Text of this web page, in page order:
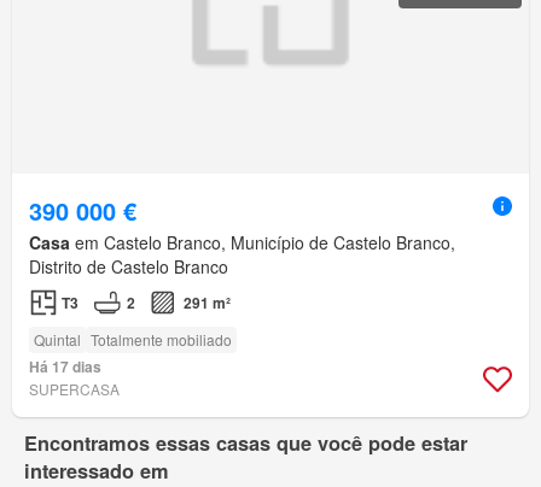
390 000 €
Casa em Castelo Branco, Município de Castelo Branco,
Distrito de Castelo Branco
T3 2 291 m²
Quintal Totalmente mobiliado
Há 17 dias
SUPERCASA
Encontramos essas casas que você pode estar
interessado em